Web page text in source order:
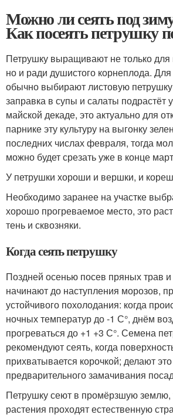
Можно ли сеять под
Как посеять петрушку
Петрушку выращивают не только для
но и ради душистого корнеплода.
обычно выбирают листовую
заправка в супы и салаты подрастёт
майской декаде, это актуально для
парнике эту культуру на выгонку
последних числах февраля, тогда
можно будет срезать уже в конце
У петрушки хороши и вершки, и
Необходимо заранее на участке
хорошо прогреваемое место, это
тень и сквозняки.
Когда сеять петрушку
Поздней осенью посев пряных трав
начинают до наступления морозов,
устойчивого похолодания: когда
ночных температур до -1 С°, днём
прогреваться до +1 +3 С°. Семена
рекомендуют сеять, когда
прихватывается корочкой; делают
предварительного замачивания
Петрушку сеют в промёрзшую землю,
растения проходят естественную